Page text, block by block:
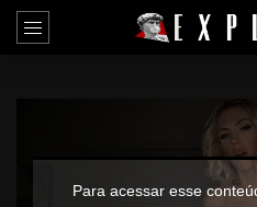
Para acessar esse